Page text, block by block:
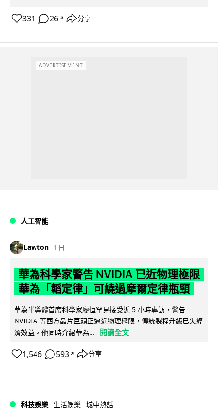
331 26 ↗ 分享
ADVERTISEMENT
人工智能
Lawton 1 日
華為科學家警告 NVIDIA 已近物理極限
華為「韜定律」可繞過摩爾定律瓶頸
華為半導體首席科學家廖恒罕見接受近 5 小時專訪，警告
NVIDIA 等西方晶片巨頭正逼近物理極限，傳統製程升級已失經
濟效益。他同時介紹華為...
閱讀全文
1,546 593 ↗ 分享
科技娛樂 生活娛樂 城中熱話